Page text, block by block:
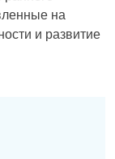
на
и развитие